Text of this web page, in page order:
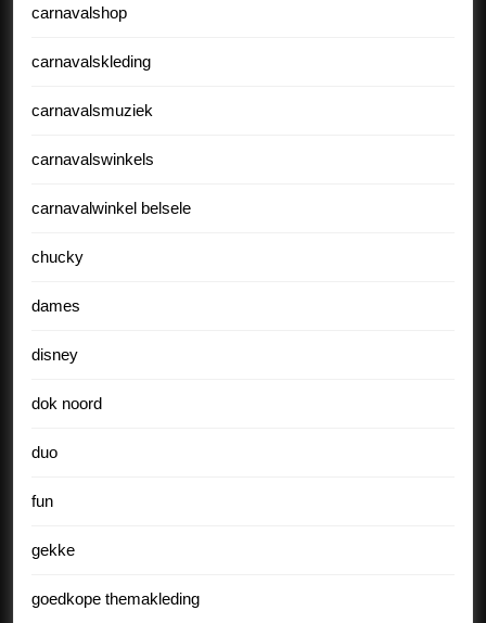
carnavalshop
carnavalskleding
carnavalsmuziek
carnavalswinkels
carnavalwinkel belsele
chucky
dames
disney
dok noord
duo
fun
gekke
goedkope themakleding